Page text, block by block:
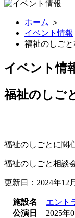
ホーム ＞
イベント情報
福祉のしごと
イベント情
福祉のしご
福祉のしごとに関
福祉のしごと相談
更新日：2024年12
施設名
エント
公演日
2025年